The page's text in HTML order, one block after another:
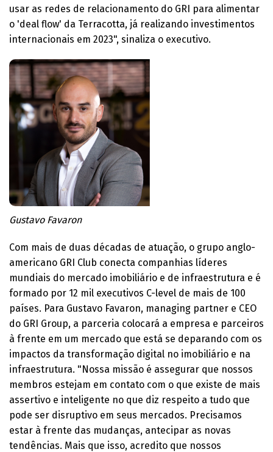
usar as redes de relacionamento do GRI para alimentar
o 'deal flow' da Terracotta, já realizando investimentos
internacionais em 2023", sinaliza o executivo.
Gustavo Favaron
Com mais de duas décadas de atuação, o grupo anglo-
americano GRI Club conecta companhias líderes
mundiais do mercado imobiliário e de infraestrutura e é
formado por 12 mil executivos C-level de mais de 100
países. Para Gustavo Favaron, managing partner e CEO
do GRI Group, a parceria colocará a empresa e parceiros
à frente em um mercado que está se deparando com os
impactos da transformação digital no imobiliário e na
infraestrutura. "Nossa missão é assegurar que nossos
membros estejam em contato com o que existe de mais
assertivo e inteligente no que diz respeito a tudo que
pode ser disruptivo em seus mercados. Precisamos
estar à frente das mudanças, antecipar as novas
tendências. Mais que isso, acredito que nossos